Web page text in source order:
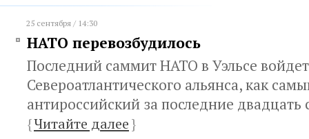
25 сентября / 14:30
НАТО перевозбудилось
Последний саммит НАТО в Уэльсе
Североатлантического альянса, как
антироссийский за последние
{Читайте далее}